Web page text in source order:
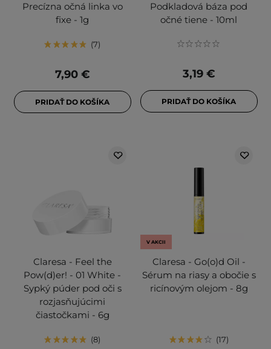
Precízna očná linka vo
fixe - 1g
7
7,90 €
PRIDAŤ DO KOŠÍKA
Podkladová báza pod
očné tiene - 10ml
3,19 €
PRIDAŤ DO KOŠÍKA
Claresa - Feel the
Pow(d)er! - 01 White -
Sypký púder pod oči s
rozjasňujúcimi
čiastočkami - 6g
8
V AKCII
Claresa - Go(o)d Oil -
Sérum na riasy a obočie s
ricínovým olejom - 8g
17